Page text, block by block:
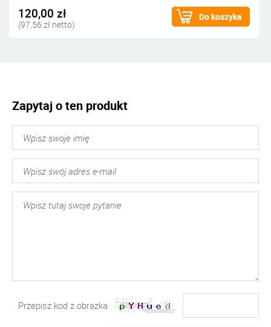
120,00 zł
(97,56 zł netto)
Do koszyka
Zapytaj o ten produkt
Przepisz kod z obrazka